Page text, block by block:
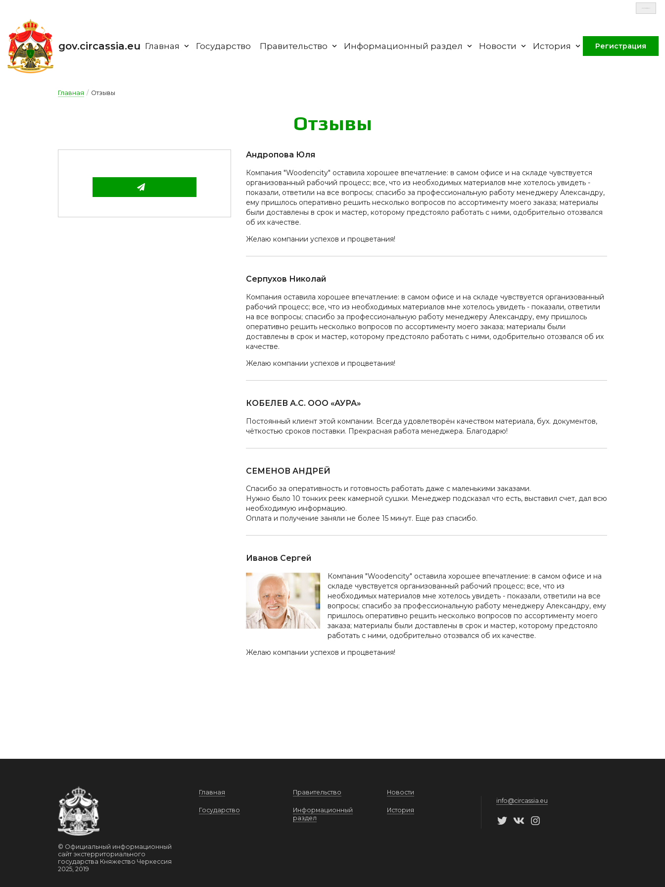
gov.circassia.eu Главная Государство Правительство Информационный раздел Новости История Регистрация
Главная / Отзывы
От­зы­вы
Андропова Юля
Компания "Woodencity" оставила хорошее впечатление: в самом офисе и на складе чувствуется
организованный рабочий процесс; все, что из необходимых материалов мне хотелось увидеть -
показали, ответили на все вопросы; спасибо за профессиональную работу менеджеру Александру,
ему пришлось оперативно решить несколько вопросов по ассортименту моего заказа; материалы
были доставлены в срок и мастер, которому предстояло работать с ними, одобрительно отозвался
об их качестве.
Желаю компании успехов и процветания!
Серпухов Николай
Компания оставила хорошее впечатление: в самом офисе и на складе чувствуется организованный
рабочий процесс; все, что из необходимых материалов мне хотелось увидеть - показали, ответили
на все вопросы; спасибо за профессиональную работу менеджеру Александру, ему пришлось
оперативно решить несколько вопросов по ассортименту моего заказа; материалы были
доставлены в срок и мастер, которому предстояло работать с ними, одобрительно отозвался об их
качестве.
Желаю компании успехов и процветания!
КОБЕЛЕВ А.С. ООО «АУРА»
Постоянный клиент этой компании. Всегда удовлетворён качеством материала, бух. документов,
чёткостью сроков поставки. Прекрасная работа менеджера. Благодарю!
СЕМЕНОВ АНДРЕЙ
Спасибо за оперативность и готовность работать даже с маленькими заказами.
Нужно было 10 тонких реек камерной сушки. Менеджер подсказал что есть, выставил счет, дал всю
необходимую информацию.
Оплата и получение заняли не более 15 минут. Еще раз спасибо.
Иванов Сергей
Компания "Woodencity" оставила хорошее впечатление: в самом офисе и на
складе чувствуется организованный рабочий процесс; все, что из
необходимых материалов мне хотелось увидеть - показали, ответили на все
вопросы; спасибо за профессиональную работу менеджеру Александру, ему
пришлось оперативно решить несколько вопросов по ассортименту моего
заказа; материалы были доставлены в срок и мастер, которому предстояло
работать с ними, одобрительно отозвался об их качестве.
Желаю компании успехов и процветания!
© Официальный информационный
сайт экстерриториального
государства Княжество Черкессия
2025, 2019
Главная
Государство
Правительство
Информационный
раздел
Новости
История
info@circassia.eu